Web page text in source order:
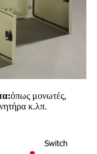
όπως μονωτές,
κ.λπ.